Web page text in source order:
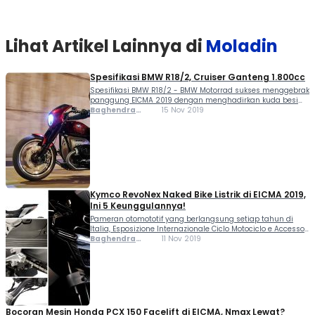
Lihat Artikel Lainnya di Moladin
Spesifikasi BMW R18/2, Cruiser Ganteng 1.800cc
Spesifikasi BMW R18/2 - BMW Motorrad sukses menggebrak
panggung EICMA 2019 dengan menghadirkan kuda besi
super ganteng, Concept R18/2. Desainnya sangat
Baghendra
15 Nov 2019
Kymco RevoNex Naked Bike Listrik di EICMA 2019,
Ini 5 Keunggulannya!
Pameran otomototif yang berlangsung setiap tahun di
Italia, Esposizione Internazionale Ciclo Motociclo e Accessori
(EICMA) di Milan memang selalu jadi ajang untuk
Baghendra
11 Nov 2019
Bocoran Mesin Honda PCX 150 Facelift di EICMA, Nmax Lewat?